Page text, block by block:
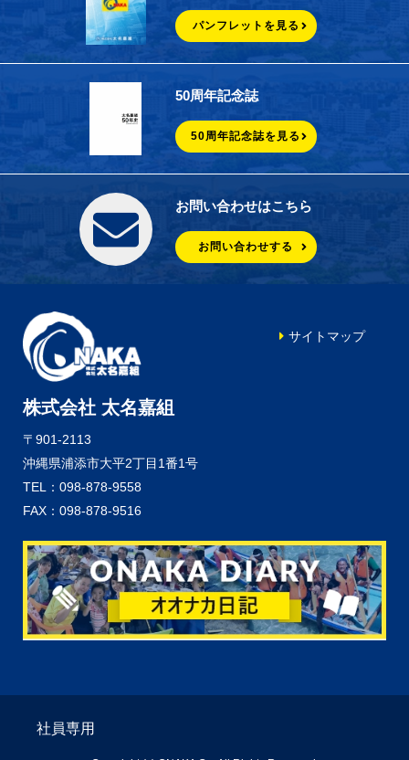
パンフレットを見る
50周年記念誌
50周年記念誌を見る
お問い合わせはこちら
お問い合わせする
株式会社 太名嘉組
〒901-2113
沖縄県浦添市大平2丁目1番1号
TEL：098-878-9558
FAX：098-878-9516
サイトマップ
社員専用